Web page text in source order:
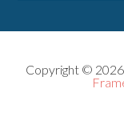
Copyright © 2026